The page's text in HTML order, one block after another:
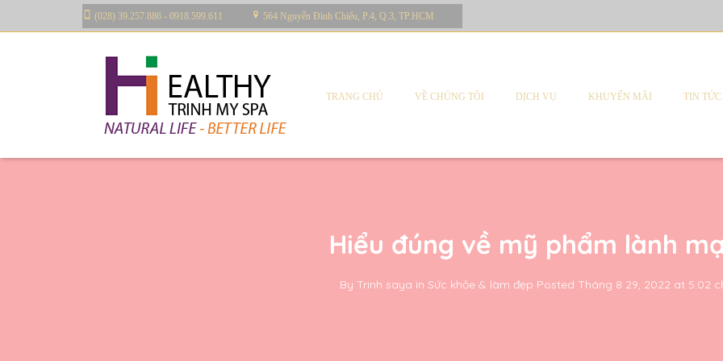
(028) 39.257.886 - 0918.599.611 564 Nguyễn Đình Chiểu, P.4, Q.3, TP.HCM
TRANG CHỦ VỀ CHÚNG TÔI DỊCH VỤ KHUYẾN MÃI TIN TỨC
Hiểu đúng về mỹ phẩm lành
By Trinh saya in Sức khỏe & làm đẹp Posted Tháng 8 29, 2022 at 5:02